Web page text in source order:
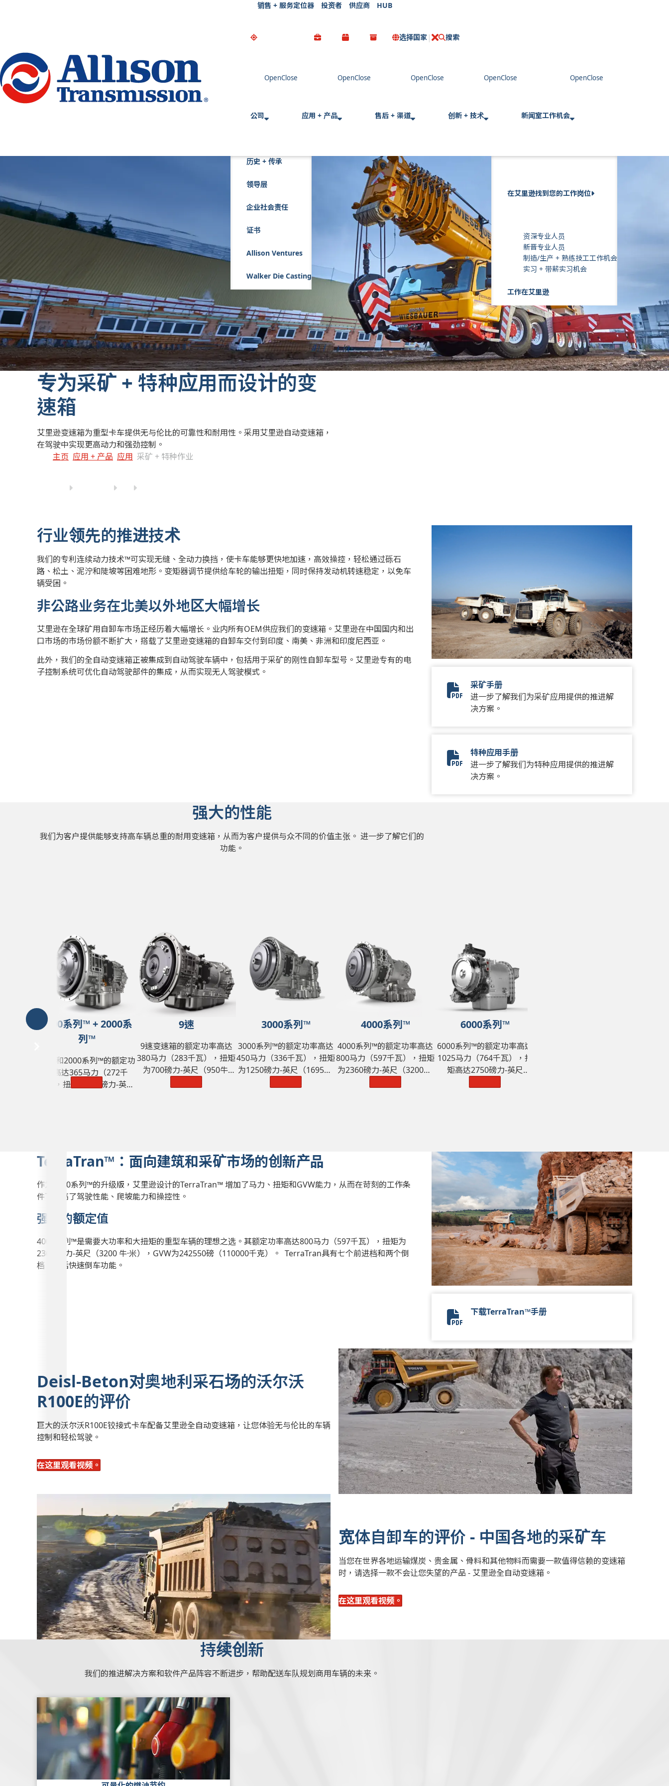
Go Home
销售 + 服务定位器 投资者 供应商 HUB
选择国家 搜索
C
公司
历史 + 传承
领导层
企业社会责任
证书
Allison Ventures
Walker Die Casting
应用 + 产品 售后 + 渠道 创新 + 技术 新闻室工作机会
在艾里逊找到您的工作岗位
资深专业人员
新晋专业人员
制造/生产 + 熟练技工工作机会
实习 + 带薪实习机会
工作在艾里逊
专为采矿 + 特种应用而设计的变
速箱
艾里逊变速箱为重型卡车提供无与伦比的可靠性和耐用性。采用艾里逊自动变速箱，
在驾驶中实现更高动力和强劲控制。
主页 应用 + 产品 应用 采矿 + 特种作业
行业领先的推进技术
我们的专利连续动力技术™可实现无缝、全动力换挡，使卡车能够更快地加速，高效操控，轻松通过砾石
路、松土、泥泞和陡坡等困难地形。变矩器调节提供给车轮的输出扭矩，同时保持发动机转速稳定，以免车
辆受困。
非公路业务在北美以外地区大幅增长
艾里逊在全球矿用自卸车市场正经历着大幅增长。业内所有OEM供应我们的变速箱。艾里逊在中国国内和出
口市场的市场份额不断扩大，搭载了艾里逊变速箱的自卸车交付到印度、南美、非洲和印度尼西亚。
此外，我们的全自动变速箱正被集成到自动驾驶车辆中，包括用于采矿的刚性自卸车型号。艾里逊专有的电
子控制系统可优化自动驾驶部件的集成，从而实现无人驾驶模式。
Mining Brochure
采矿手册
进一步了解我们为采矿应用提供的推进解
决方案。
10637-02-Specialty Keystone_SA8921EN-Final_LR_spreads
特种应用手册
进一步了解我们为特种应用提供的推进解
决方案。
强大的性能
我们为客户提供能够支持高车辆总重的耐用变速箱，从而为客户提供与众不同的价值主张。 进一步了解它们的
功能。
1000系列™ + 2000系
列™
1000和2000系列™的额定功
率高达365马力（272千
瓦），扭矩为700磅力-英尺
9速
9速变速箱的额定功率高达
380马力（283千瓦），扭矩
为700磅力-英尺（950牛·
3000系列™
3000系列™的额定功率高达
450马力（336千瓦），扭矩
为1250磅力-英尺（1695牛·
4000系列™
4000系列™的额定功率高达
800马力（597千瓦），扭矩
为2360磅力-英尺（3200牛·
6000系列™
6000系列™的额定功率高达
1025马力（764千瓦），扭
矩高达2750磅力-英尺
TerraTran™ ：面向建筑和采矿市场的创新产品
作为4000系列™的升级版，艾里逊设计的TerraTran™ 增加了马力、扭矩和GVW能力，从而在苛刻的工作条
件下提高了驾驶性能、爬坡能力和操控性。
强劲的额定值
4000系列™是需要大功率和大扭矩的重型车辆的理想之选。 其额定功率高达800马力（597千瓦），扭矩为
2360 磅力-英尺（3200 牛·米），GVW为242550磅（110000千克）。 TerraTran具有七个前进档和两个倒
档，包括快速倒车功能。
TerraTran Brochure
下载TerraTran™手册
Deisl-Beton对奥地利采石场的沃尔沃
R100E的评价
巨大的沃尔沃R100E铰接式卡车配备艾里逊全自动变速箱，让您体验无与伦比的车辆
控制和轻松驾驶。
在这里观看视频。
宽体自卸车的评价 - 中国各地的采矿车
当您在世界各地运输煤炭、贵金属、骨料和其他物料而需要一款值得信赖的变速箱
时，请选择一款不会让您失望的产品 - 艾里逊全自动变速箱。
在这里观看视频。
持续创新
我们的推进解决方案和软件产品阵容不断进步，帮助配送车队规划商用车辆的未来。